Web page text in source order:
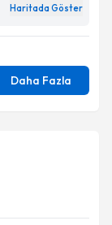
Haritada Göster
Daha Fazla